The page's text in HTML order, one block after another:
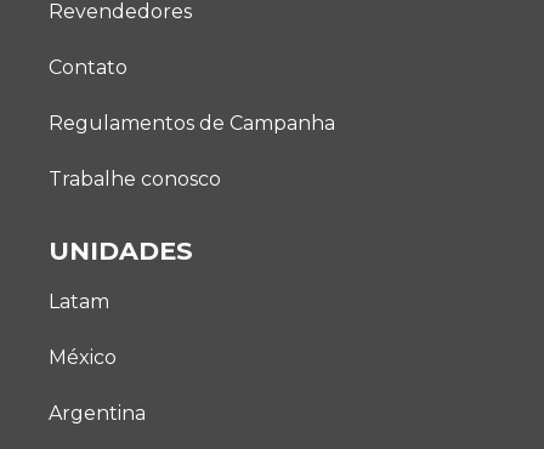
Revendedores
Contato
Regulamentos de Campanha
Trabalhe conosco
UNIDADES
Latam
México
Argentina